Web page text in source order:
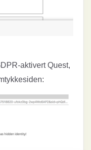
aktivert Quest,